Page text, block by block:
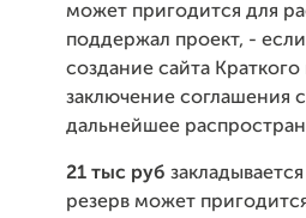
может пригодится для
поддержал проект, -
создание сайта
заключение соглашения
дальнейшее
21 тыс руб закладывается
резерв может